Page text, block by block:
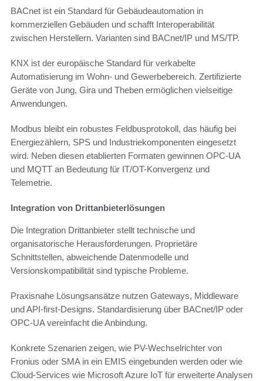
BACnet ist ein Standard für Gebäudeautomation in
kommerziellen Gebäuden und schafft Interoperabilität
zwischen Herstellern. Varianten sind BACnet/IP und MS/TP.
KNX ist der europäische Standard für verkabelte
Automatisierung im Wohn- und Gewerbebereich. Zertifizierte
Geräte von Jung, Gira und Theben ermöglichen vielseitige
Anwendungen.
Modbus bleibt ein robustes Feldbusprotokoll, das häufig bei
Energiezählern, SPS und Industriekomponenten eingesetzt
wird. Neben diesen etablierten Formaten gewinnen OPC-UA
und MQTT an Bedeutung für IT/OT-Konvergenz und
Telemetrie.
Integration von Drittanbieterlösungen
Die Integration Drittanbieter stellt technische und
organisatorische Herausforderungen. Proprietäre
Schnittstellen, abweichende Datenmodelle und
Versionskompatibilität sind typische Probleme.
Praxisnahe Lösungsansätze nutzen Gateways, Middleware
und API-first-Designs. Standardisierung über BACnet/IP oder
OPC-UA vereinfacht die Anbindung.
Konkrete Szenarien zeigen, wie PV-Wechselrichter von
Fronius oder SMA in ein EMIS eingebunden werden oder wie
Cloud-Services wie Microsoft Azure IoT für erweiterte Analysen